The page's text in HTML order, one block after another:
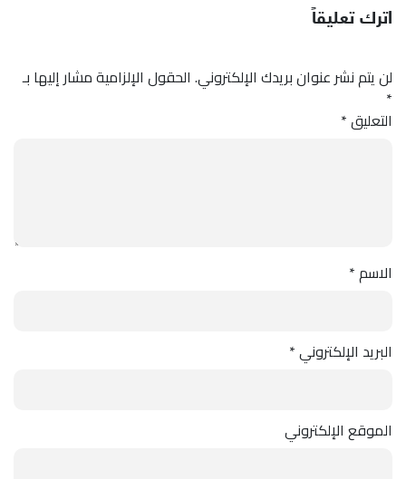
اترك تعليقاً
لن يتم نشر عنوان بريدك الإلكتروني. الحقول الإلزامية مشار إليها بـ
*
التعليق*
الاسم*
البريد الإلكتروني*
الموقع الإلكتروني